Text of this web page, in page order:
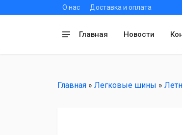
О нас Доставка и оплата
Главная Новости
Главная » Легковые шины »